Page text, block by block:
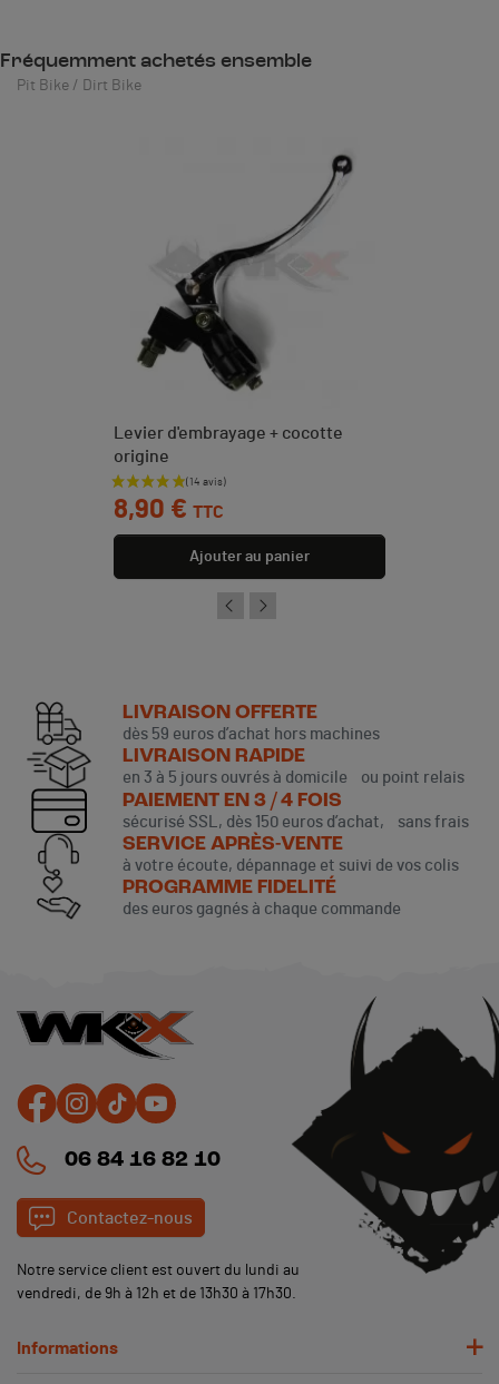
Fréquemment achetés ensemble
Pit Bike / Dirt Bike
Levier d'embrayage + cocotte
origine
Prix
8,90 € TTC
Ajouter au panier
LIVRAISON OFFERTE
dès 59 euros d’achat hors machines
LIVRAISON RAPIDE
en 3 à 5 jours ouvrés à domicile ou point relais
PAIEMENT EN 3 / 4 FOIS
sécurisé SSL, dès 150 euros d’achat, sans frais
SERVICE APRÈS-VENTE
à votre écoute, dépannage et suivi de vos colis
PROGRAMME FIDELITÉ
des euros gagnés à chaque commande
06 84 16 82 10
Contactez-nous
Notre service client est ouvert du lundi au
vendredi, de 9h à 12h et de 13h30 à 17h30.
Informations